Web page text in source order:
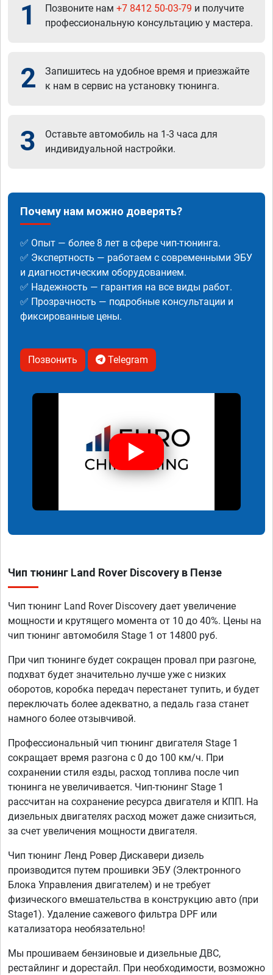
1 Позвоните нам +7 8412 50-03-79 и получите
профессиональную консультацию у мастера.
2
Запишитесь на удобное время и приезжайте
к нам в сервис на установку тюнинга.
3
Оставьте автомобиль на 1-3 часа для
индивидуальной настройки.
Почему нам можно доверять?
✅ Опыт — более 8 лет в сфере чип-тюнинга.
✅ Экспертность — работаем с современными ЭБУ
и диагностическим оборудованием.
✅ Надежность — гарантия на все виды работ.
✅ Прозрачность — подробные консультации и
фиксированные цены.
Позвонить Telegram
Чип тюнинг Land Rover Discovery в Пензе
Чип тюнинг Land Rover Discovery дает увеличение
мощности и крутящего момента от 10 до 40%. Цены на
чип тюнинг автомобиля Stage 1 от 14800 руб.
При чип тюнинге будет сокращен провал при разгоне,
подхват будет значительно лучше уже с низких
оборотов, коробка передач перестанет тупить, и будет
переключать более адекватно, а педаль газа станет
намного более отзывчивой.
Профессиональный чип тюнинг двигателя Stage 1
сокращает время разгона с 0 до 100 км/ч. При
сохранении стиля езды, расход топлива после чип
тюнинга не увеличивается. Чип-тюнинг Stage 1
рассчитан на сохранение ресурса двигателя и КПП. На
дизельных двигателях расход может даже снизиться,
за счет увеличения мощности двигателя.
Чип тюнинг Ленд Ровер Дискавери дизель
производится путем прошивки ЭБУ (Электронного
Блока Управления двигателем) и не требует
физического вмешательства в конструкцию авто (при
Stage1). Удаление сажевого фильтра DPF или
катализатора необязательно!
Мы прошиваем бензиновые и дизельные ДВС,
рестайлинг и дорестайл. При необходимости, возможно